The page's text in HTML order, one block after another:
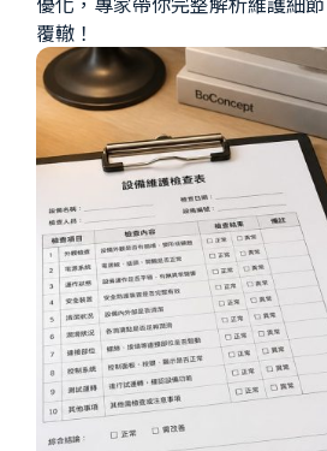
優化，專家帶你完整解析維護細
覆轍！